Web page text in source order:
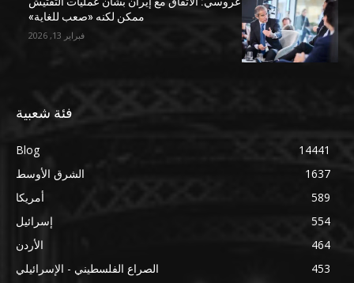
ممكن لكنه «صعب للغاية»
فبراير 13, 2026
فئة شعبية
Blog
14441
الشرق الأوسط
1637
أمريكا
589
إسرائيل
554
الأردن
464
الصراع الفلسطيني - الإسرائيلي
453